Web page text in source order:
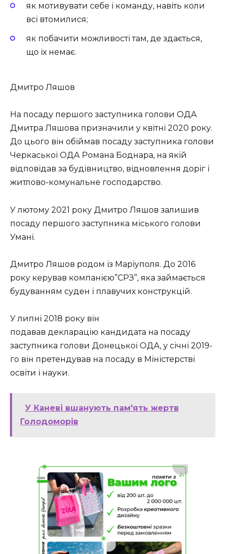
як мотивувати себе і команду, навіть коли
всі втомилися;
як побачити можливості там, де здається,
що їх немає.
Дмитро Ляшов
На посаду першого заступника голови ОДА
Дмитра Ляшова призначили у квітні 2020 року.
До цього він обіймав посаду заступника голови
Черкаської ОДА Романа Боднара, на якій
відповідав за будівництво, відновлення доріг і
житлово-комунальне господарство.
У лютому 2021 року Дмитро Ляшов залишив
посаду першого заступника міського голови
Умані.
Дмитро Ляшов родом із Маріуполя. До 2016
року керував компанією”СРЗ”, яка займається
будуванням суден і плавучих конструкцій.
У липні 2018 року він
подавав декларацію кандидата на посаду
заступника голови Донецької ОДА, у січні 2019-
го він претендував на посаду в Міністерстві
освіти і науки.
У Каневі вшанують пам'ять жертв
Голодоморів